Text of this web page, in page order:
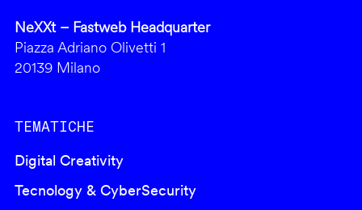
NeXXt – Fastweb Headquarter
Piazza Adriano Olivetti 1
20139 Milano
TEMATICHE
Digital Creativity
Tecnology & CyberSecurity